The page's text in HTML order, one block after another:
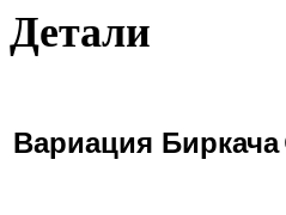
Детали
Вариация Биркача